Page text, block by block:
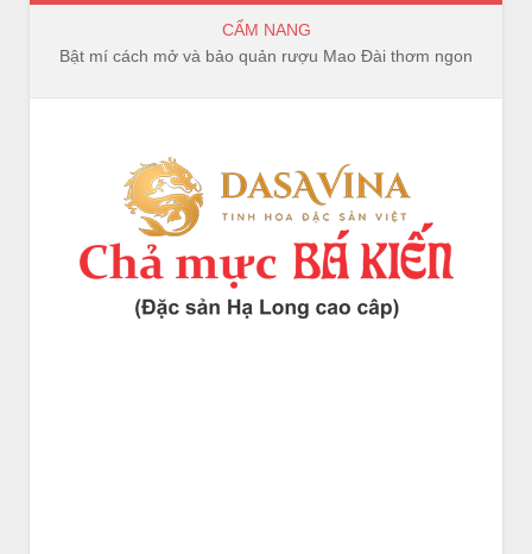
CẨM NANG
Bật mí cách mở và bảo quản rượu Mao Đài thơm ngon, trọn vị